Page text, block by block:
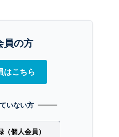
員の方
はこちら
いない方
個人会員）